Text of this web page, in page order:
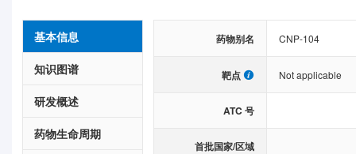
基本信息
知识图谱
研发概述
药物生命周期
药物别名 CNP-104
靶点 Not applicable
ATC 号
首批国家/区域